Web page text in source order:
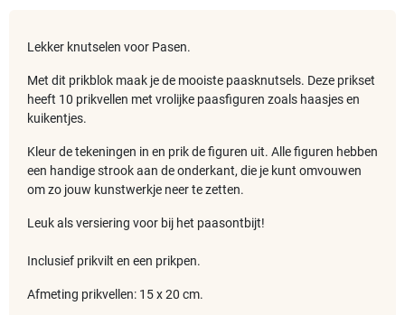
Lekker knutselen voor Pasen.
Met dit prikblok maak je de mooiste paasknutsels. Deze prikset
heeft 10 prikvellen met vrolijke paasfiguren zoals haasjes en
kuikentjes.
Kleur de tekeningen in en prik de figuren uit. Alle figuren hebben
een handige strook aan de onderkant, die je kunt omvouwen
om zo jouw kunstwerkje neer te zetten.
Leuk als versiering voor bij het paasontbijt!
Inclusief prikvilt en een prikpen.
Afmeting prikvellen: 15 x 20 cm.